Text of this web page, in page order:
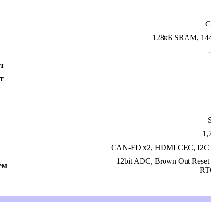
128кБ SRAM,
CAN-FD x2, HDMI CEC, I2C
12bit ADC, Brown Out